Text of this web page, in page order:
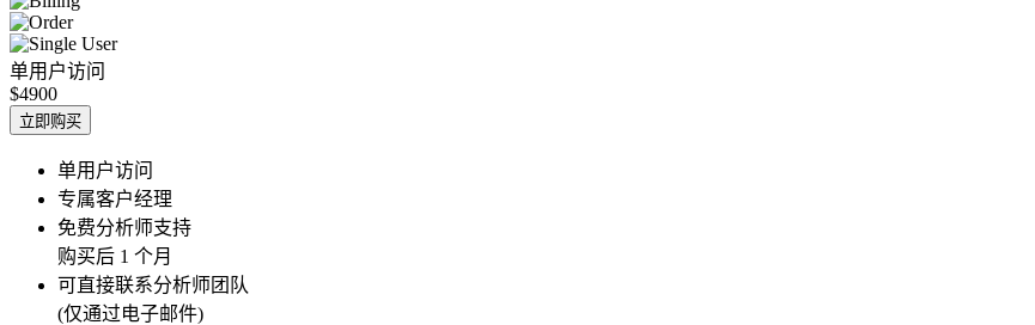
单用户访问
$4900
立即购买
单用户访问
专属客户经理
免费分析师支持
购买后 1 个月
可直接联系分析师团队
(仅通过电子邮件)